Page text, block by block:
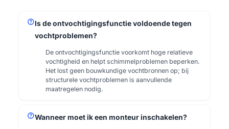
helpIs de ontvochtigingsfunctie voldoende tegen
vochtproblemen?
De ontvochtigingsfunctie voorkomt hoge relatieve
vochtigheid en helpt schimmelproblemen beperken.
Het lost geen bouwkundige vochtbronnen op; bij
structurele vochtproblemen is aanvullende
maatregelen nodig.
helpWanneer moet ik een monteur inschakelen?